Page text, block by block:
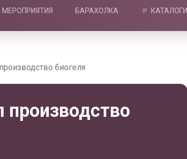
МЕРОПРИЯТИЯ БАРАХОЛКА КАТАЛОГИ
биогеля
производство